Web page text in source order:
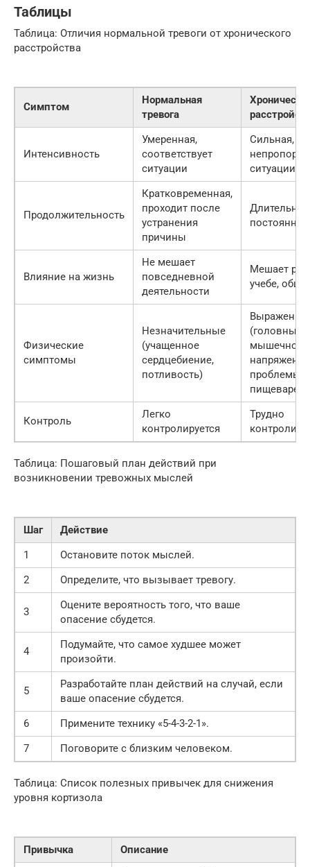
Таблицы
Таблица: Отличия нормальной тревоги от хронического
расстройства
Симптом
Нормальная
тревога
Интенсивность
Умеренная,
соответствует
ситуации
Сильная,
ситуации
Продолжительность
Кратковременная,
проходит после
устранения
причины
Длительная,
постоянная
Влияние на жизнь
Не мешает
повседневной
деятельности
Мешает
учебе,
Физические
симптомы
Незначительные
(учащенное
сердцебиение,
потливость)
(головные
мышечное
проблемы с
Контроль
Легко
контролируется
Трудно
Таблица: Пошаговый план действий при
возникновении тревожных мыслей
Шаг
Действие
1
Остановите поток мыслей.
2
Определите, что вызывает тревогу.
3
Оцените вероятность того, что ваше
опасение сбудется.
4
Подумайте, что самое худшее может
произойти.
5
Разработайте план действий на случай, если
ваше опасение сбудется.
6
Примените технику «5-4-3-2-1».
7
Поговорите с близким человеком.
Таблица: Список полезных привычек для снижения
уровня кортизола
Привычка Описание